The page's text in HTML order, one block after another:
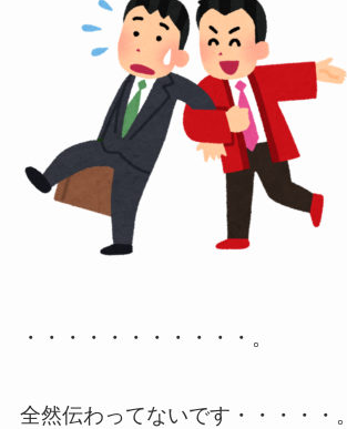
・・・・・・・・・・・。
全然伝わってないです・・・・・。